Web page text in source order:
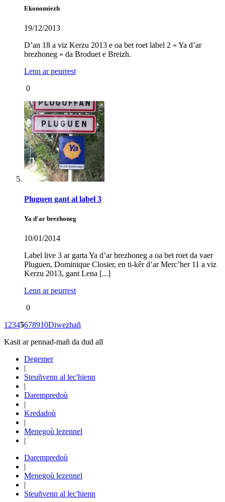
Ekonomiezh
19/12/2013
D’an 18 a viz Kerzu 2013 e oa bet roet label 2 « Ya d’ar
brezhoneg » da Broduet e Breizh.
Lenn ar peurrest
0
Pluguen gant al label 3
Ya d'ar brezhoneg
10/01/2014
Label live 3 ar garta Ya d’ar brezhoneg a oa bet roet da vaer
Pluguen, Dominique Closier, en ti-kêr d’ar Merc’her 11 a viz
Kerzu 2013, gant Lena [...]
Lenn ar peurrest
0
1 2345678910Diwezhañ
Kasit ar pennad-mañ da dud all
Degemer
|
Steuñvenn al lec'hienn
|
Darempredoù
|
Kredadoù
|
Menegoù lezennel
|
Darempredoù
|
Menegoù lezennel
|
Steuñvenn al lec'hienn